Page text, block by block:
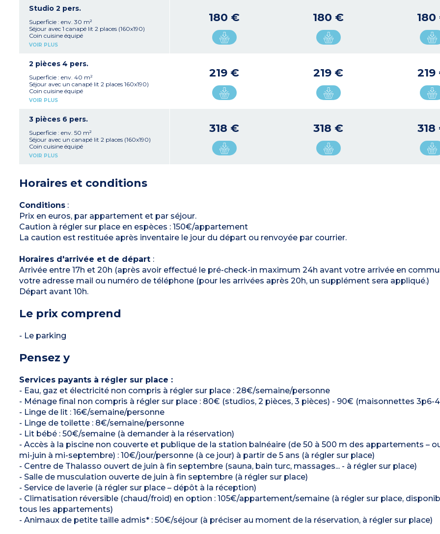
Studio 2 pers.
Superficie : env. 30 m²
Séjour avec 1 canapé lit 2 places (160x190)
Coin cuisine équipé
Salle d’eau, WC
VOIR PLUS
180 € 180 €
2 pièces 4 pers.
Superficie : env. 40 m²
Séjour avec un canapé lit 2 places 160x190)
Coin cuisine équipé
1 chambre avec un lit 2 personnes 160x190)
VOIR PLUS
219 € 219 € 219
3 pièces 6 pers.
Superficie : env. 50 m²
Séjour avec un canapé lit 2 places (160x190)
Coin cuisine équipé
1 chambre avec 1 lit 2 personnes (160x190)
Barbecue
VOIR PLUS
318 € 318 € 318
Horaires et conditions
Conditions:
Prix en euros, par appartement et par séjour.
Caution à régler sur place en espèces : 150€/appartement
La caution est restituée après inventaire le jour du départ ou renvoyée par courrier.
Horaires d'arrivée et de départ :
Arrivée entre 17h et 20h (après avoir effectué le pré-check-in maximum 24h avant votre arrivée en
votre adresse mail ou numéro de téléphone (pour les arrivées après 20h, un supplément sera appliqué.)
Départ avant 10h.
Le prix comprend
- Le parking
Pensez y
Services payants à régler sur place :
- Eau, gaz et électricité non compris à régler sur place : 28€/semaine/personne
- Ménage final non compris à régler sur place : 80€ (studios, 2 pièces, 3 pièces) - 90€ (maisonnettes 3p6-
- Linge de lit : 16€/semaine/personne
- Linge de toilette : 8€/semaine/personne
- Lit bébé : 50€/semaine (à demander à la réservation)
- Accès à la piscine non couverte et publique de la station balnéaire (de 50 à 500 m des appartements –
mi-juin à mi-septembre) : 10€/jour/personne (à ce jour) à partir de 5 ans (à régler sur place)
- Centre de Thalasso ouvert de juin à fin septembre (sauna, bain turc, massages... - à régler sur place)
- Salle de musculation ouverte de juin à fin septembre (à régler sur place)
- Service de laverie (à régler sur place – dépôt à la réception)
- Climatisation réversible (chaud/froid) en option : 105€/appartement/semaine (à régler sur place,
tous les appartements)
- Animaux de petite taille admis* : 50€/séjour (à préciser au moment de la réservation, à régler sur place)